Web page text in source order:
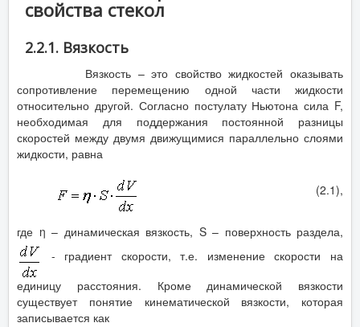
свойства стекол
2.2.1. Вязкость
Вязкость – это свойство жидкостей оказывать
сопротивление перемещению одной части жидкости
относительно другой. Согласно постулату Ньютона сила F,
необходимая для поддержания постоянной разницы
скоростей между двумя движущимися параллельно слоями
жидкости, равна
(2.1),
где η – динамическая вязкость, S – поверхность раздела,
- градиент скорости, т.е. изменение скорости на
единицу расстояния. Кроме динамической вязкости
существует понятие кинематической вязкости, которая
записывается как